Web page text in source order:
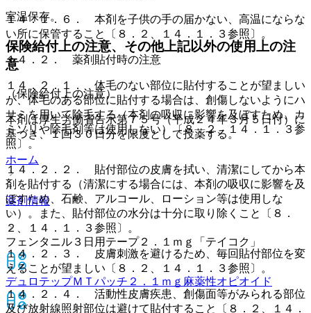
室温保存。
保険給付上の注意、その他上記以外の使用上の注
意
（保険給付上の注意）
本剤は厚生労働省告示第７５号（平成２４年３月５日付）に
基づき、１回３０日分を限度として投薬する。
ホーム
薬剤情報
フェンタニル３日用テープ２．１ｍｇ「テイコク」
デュロテップＭＴパッチ２．１ｍｇ 麻薬性オピオイド
１４．１．６． 本剤を子供の手の届かない、高温にならな
い所に保管すること〔８．２、１４．１．３参照〕。
１４．２． 薬剤貼付時の注意
１４．２．１． 体毛のない部位に貼付することが望ましい
が、体毛のある部位に貼付する場合は、創傷しないようにハ
サミを用いて除毛する（本剤の吸収に影響を及ぼすため、カ
ミソリや除毛剤等は使用しない）〔８．２、１４．１．３参
照〕。
１４．２．２． 貼付部位の皮膚を拭い、清潔にしてから本
剤を貼付する（清潔にする場合には、本剤の吸収に影響を及
ぼすため、石鹸、アルコール、ローション等は使用しな
い）。また、貼付部位の水分は十分に取り除くこと〔８．
２、１４．１．３参照〕。
１４．２．３． 皮膚刺激を避けるため、毎回貼付部位を変
えることが望ましい〔８．２、１４．１．３参照〕。
１４．２．４． 活動性皮膚疾患、創傷面等がみられる部位
及び放射線照射部位は避けて貼付すること〔８．２、１４．